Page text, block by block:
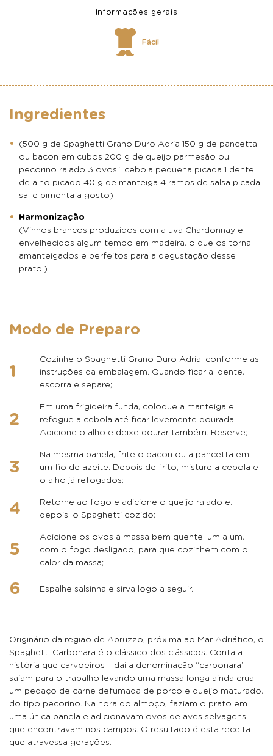
Informações gerais
Fácil
Ingredientes
(500 g de Spaghetti Grano Duro Adria 150 g de pancetta
ou bacon em cubos 200 g de queijo parmesão ou
pecorino ralado 3 ovos 1 cebola pequena picada 1 dente
de alho picado 40 g de manteiga 4 ramos de salsa picada
sal e pimenta a gosto)
Harmonização
(Vinhos brancos produzidos com a uva Chardonnay e
envelhecidos algum tempo em madeira, o que os torna
amanteigados e perfeitos para a degustação desse
prato.)
Modo de Preparo
Cozinhe o Spaghetti Grano Duro Adria, conforme as
instruções da embalagem. Quando ficar al dente,
escorra e separe;
Em uma frigideira funda, coloque a manteiga e
refogue a cebola até ficar levemente dourada.
Adicione o alho e deixe dourar também. Reserve;
Na mesma panela, frite o bacon ou a pancetta em
um fio de azeite. Depois de frito, misture a cebola e
o alho já refogados;
Retorne ao fogo e adicione o queijo ralado e,
depois, o Spaghetti cozido;
Adicione os ovos à massa bem quente, um a um,
com o fogo desligado, para que cozinhem com o
calor da massa;
Espalhe salsinha e sirva logo a seguir.
Originário da região de Abruzzo, próxima ao Mar Adriático, o
Spaghetti Carbonara é o clássico dos clássicos. Conta a
história que carvoeiros – daí a denominação “carbonara” –
saíam para o trabalho levando uma massa longa ainda crua,
um pedaço de carne defumada de porco e queijo maturado,
do tipo pecorino. Na hora do almoço, faziam o prato em
uma única panela e adicionavam ovos de aves selvagens
que encontravam nos campos. O resultado é esta receita
que atravessa gerações.